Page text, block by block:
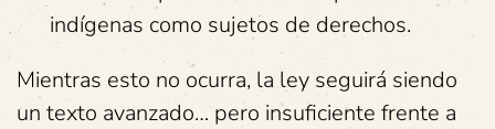
indígenas como sujetos de derechos.
Mientras esto no ocurra, la ley seguirá siendo
un texto avanzado… pero insuficiente frente a